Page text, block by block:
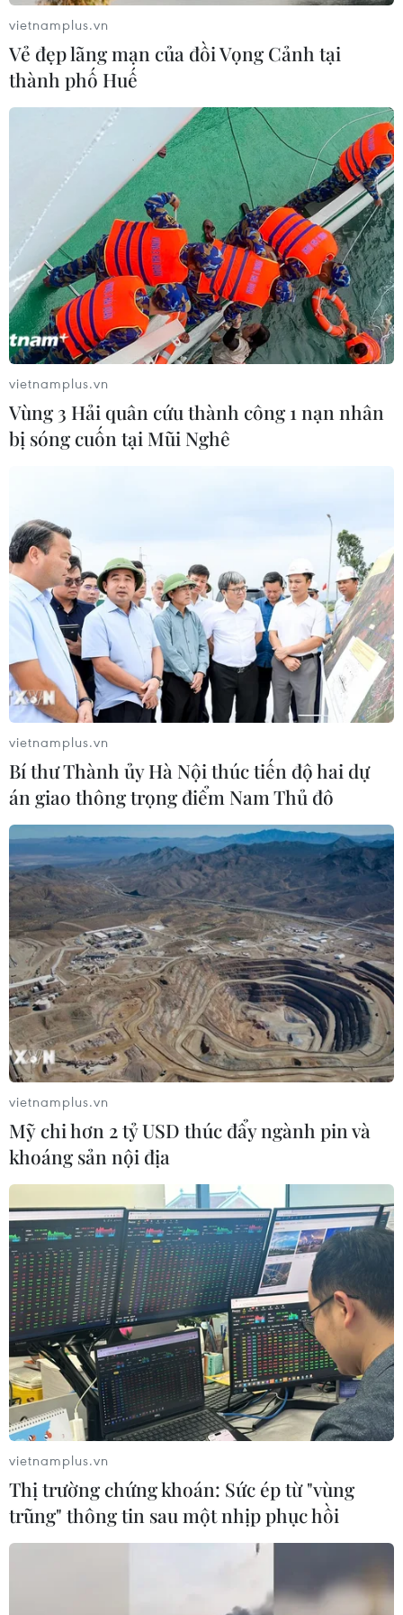
Bộ Công an phát động
Chiến dịch TinAI?, kêu
gọi "kiểm trước tin sau"
trong kỷ nguyên AI
Nghĩa cử cao đẹp của lao
động Việt Nam lan tỏa
trên truyền thông Nhật
Bản
Báo chí cách mạng
khẳng định vai trò dòng
chảy thông tin chủ lưu,
là tiếng nói của Đảng và
nhân dân
Trưởng Ban Tuyên giáo
và Dân vận Trung ương
làm việc về trọng tâm
thông tin-tuyên truyền
Đổi mới phương thức
tuyên truyền theo hướng
"trực quan hóa" và "đa
nền tảng"
Công tác tuyên giáo phải
chủ động quản trị niềm
tin xã hội
Xây dựng Cổng Thông
tin điện tử Hà Nội thành
nguồn thông tin nhanh,
tin cậy
ASEAN lần thứ 10: Báo
chí đồng hành vì Cộng
đồng ASEAN 2045
vietnamplus.vn
Vẻ đẹp lãng mạn của đồi Vọng Cảnh tại
thành phố Huế
vietnamplus.vn
Vùng 3 Hải quân cứu thành công 1 nạn nhân
bị sóng cuốn tại Mũi Nghê
vietnamplus.vn
Bí thư Thành ủy Hà Nội thúc tiến độ hai dự
án giao thông trọng điểm Nam Thủ đô
vietnamplus.vn
Mỹ chi hơn 2 tỷ USD thúc đẩy ngành pin và
khoáng sản nội địa
vietnamplus.vn
Thị trường chứng khoán: Sức ép từ "vùng
trũng" thông tin sau một nhịp phục hồi